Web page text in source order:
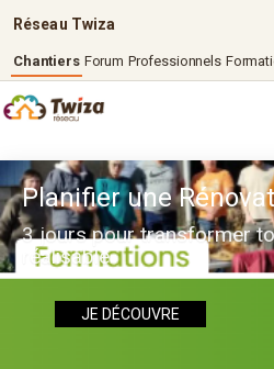
Réseau Twiza
Chantiers Forum Professionnels
Planifier une
3 jours pour transformer
réalisable
JE DÉCOUVRE